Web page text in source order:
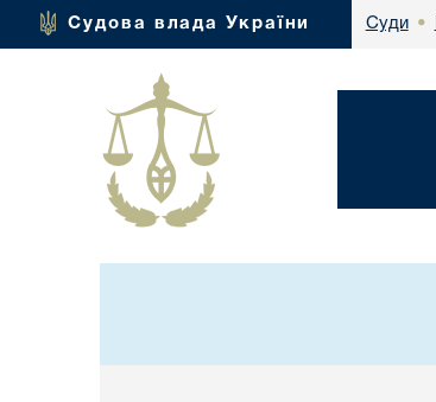
Судова влада України Суди •